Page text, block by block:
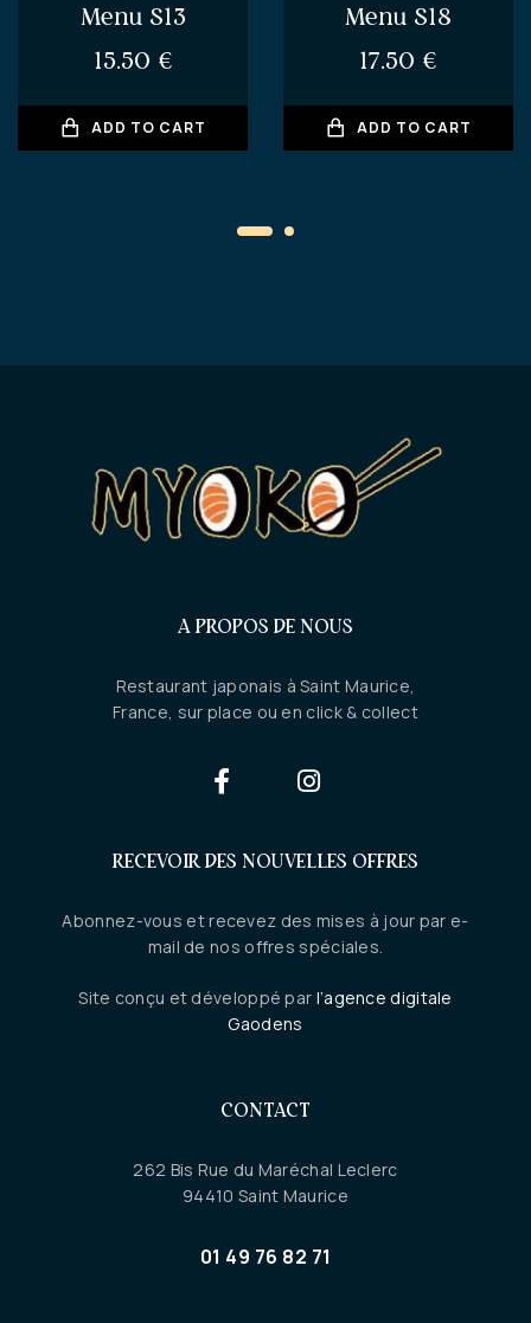
Menu S13
15.50 €
ADD TO CART
Menu S18
17.50 €
ADD TO CART
A PROPOS DE NOUS
Restaurant japonais à Saint Maurice,
France, sur place ou en click & collect
RECEVOIR DES NOUVELLES OFFRES
Abonnez-vous et recevez des mises à jour par e-
mail de nos offres spéciales.
Site conçu et développé par l’agence digitale
Gaodens
CONTACT
262 Bis Rue du Maréchal Leclerc
94410 Saint Maurice
01 49 76 82 71